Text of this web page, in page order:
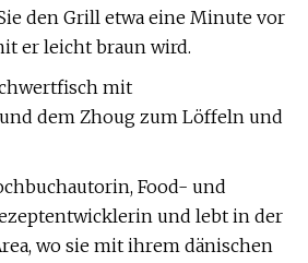
den Grill etwa eine Minute vor
er leicht braun wird.
mit
dem Zhoug zum Löffeln und
Food- und
und lebt in der
wo sie mit ihrem dänischen